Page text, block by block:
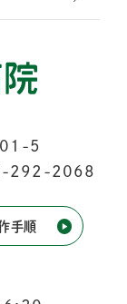
5
292-2068
手順